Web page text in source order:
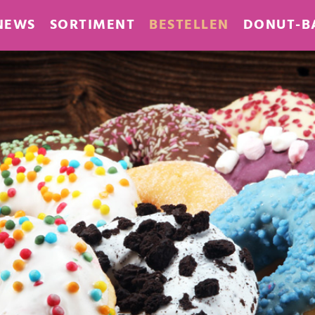
SORTIMENT BESTELLEN DONUT-